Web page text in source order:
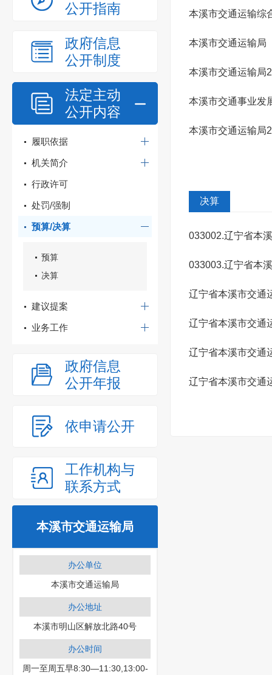
公开指南
政府信息
公开制度
法定主动
公开内容
履职依据
机关简介
行政许可
处罚/强制
预算/决算
预算
决算
建议提案
业务工作
政府信息
公开年报
依申请公开
工作机构与
联系方式
本溪市交通运输局
办公单位
本溪市交通运输局
办公地址
本溪市明山区解放北路40号
办公时间
周一至周五早8:30—11:30,13:00-
本溪市交通运输综
本溪市交通运输局
本溪市交通运输局
本溪市交通事业发
本溪市交通运输局
决算
033002.辽宁省本
033003.辽宁省本
辽宁省本溪市交通
辽宁省本溪市交通
辽宁省本溪市交通
辽宁省本溪市交通